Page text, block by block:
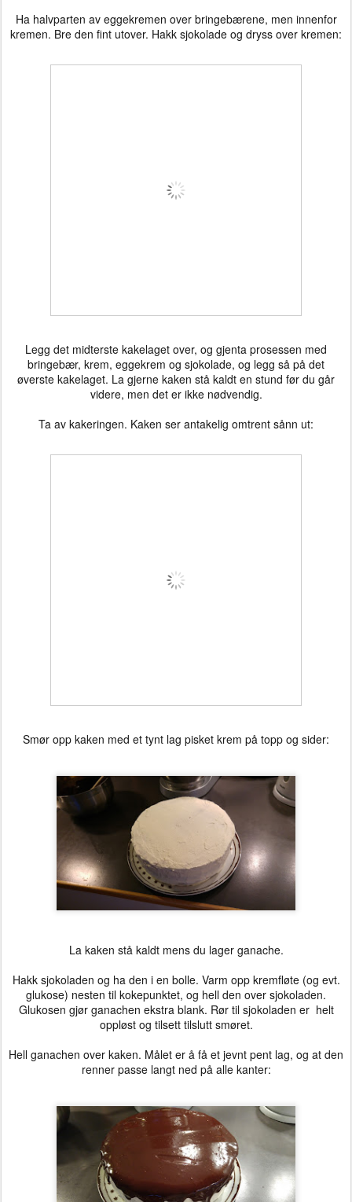
Ha halvparten av eggekremen over bringebærene, men innenfor
kremen. Bre den fint utover. Hakk sjokolade og dryss over kremen:
Legg det midterste kakelaget over, og gjenta prosessen med
bringebær, krem, eggekrem og sjokolade, og legg så på det
øverste kakelaget. La gjerne kaken stå kaldt en stund før du går
videre, men det er ikke nødvendig.
Ta av kakeringen. Kaken ser antakelig omtrent sånn ut:
Smør opp kaken med et tynt lag pisket krem på topp og sider:
La kaken stå kaldt mens du lager ganache.
Hakk sjokoladen og ha den i en bolle. Varm opp kremfløte (og evt.
glukose) nesten til kokepunktet, og hell den over sjokoladen.
Glukosen gjør ganachen ekstra blank. Rør til sjokoladen er helt
oppløst og tilsett tilslutt smøret.
Hell ganachen over kaken. Målet er å få et jevnt pent lag, og at den
renner passe langt ned på alle kanter: